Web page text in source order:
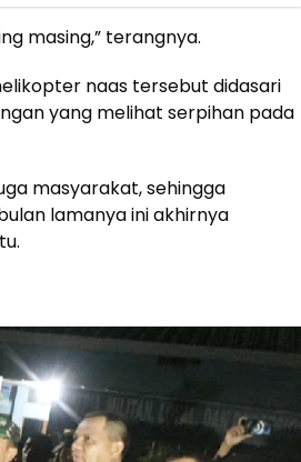
masing,” terangnya.
naas tersebut didasari
yang melihat serpihan pada
masyarakat, sehingga
lamanya ini akhirnya